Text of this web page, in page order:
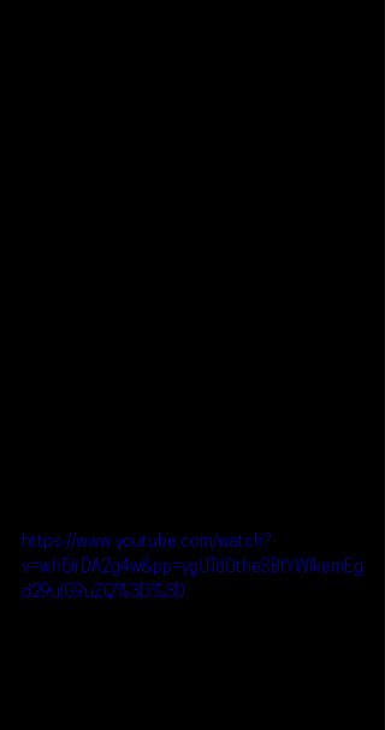
https://www.youtube.com/watch?
v=wh5IrDA2g4w&pp=ygUTdGtheSBtYWlkemEg
d29uIG9uZQ%3D%3D